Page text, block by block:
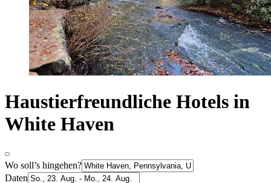
Haustierfreundliche Hotels in
White Haven
Wo soll’s hingehen?
Daten